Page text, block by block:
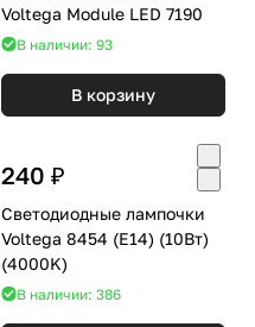
Voltega Module LED 7190
В наличии: 93
В корзину
240 ₽
Светодиодные лампочки
Voltega 8454 (E14) (10Вт)
(4000K)
В наличии: 386